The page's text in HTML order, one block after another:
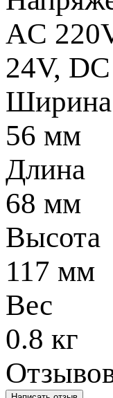
AC
24V,
Ширина
56 мм
Длина
68 мм
Высота
117 мм
Вес
0.8 кг